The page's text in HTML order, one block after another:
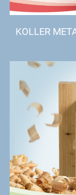
KOLLER